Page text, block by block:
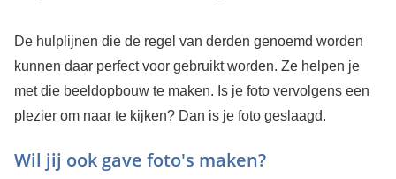
De hulplijnen die de regel van derden genoemd worden
kunnen daar perfect voor gebruikt worden. Ze helpen je
met die beeldopbouw te maken. Is je foto vervolgens een
plezier om naar te kijken? Dan is je foto geslaagd.
Wil jij ook gave foto's maken?